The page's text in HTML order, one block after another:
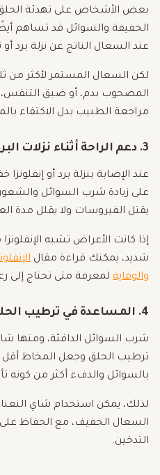
بعض الأشخاص على تهدئة الحلق
الخفيفة والسوائل قد تساهم
عند السعال الناتج عن نزلة برد
لكن السعال المستمر لأكثر من
المصحوب بدم، أو ضيق التنفس،
مراجعة الطبيب بدل الاكتفاء
3. دعم الراحة أثناء نزلات البرد
عند الإصابة بنزلة برد أو
على زيادة شرب السوائل والشعور
يقتل الفيروسات ولا يقلل مدة
إذا كانت الأعراض تشبه
شديد، يمكنك قراءة مقال
والوقاية لمعرفة متى تحتاج إلى
4. المساعدة في ترطيب الحلق والمخاط
شرب السوائل الدافئة، ومنها
ترطيب الحلق وجعل المخاط أقل
بالسوائل والدفء أكثر من كونه
لذلك، يمكن استخدام شاي
السعال الخفيف، مع الحفاظ
التدخين.